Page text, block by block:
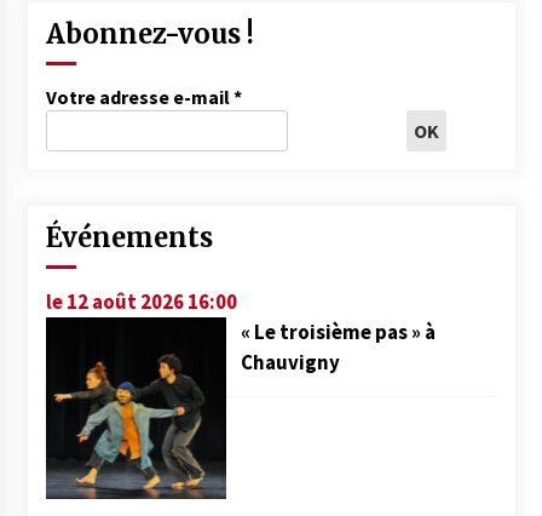
Abonnez-vous !
Votre adresse e-mail*
Événements
le 12 août 2026 16:00
« Le troisième pas » à
Chauvigny